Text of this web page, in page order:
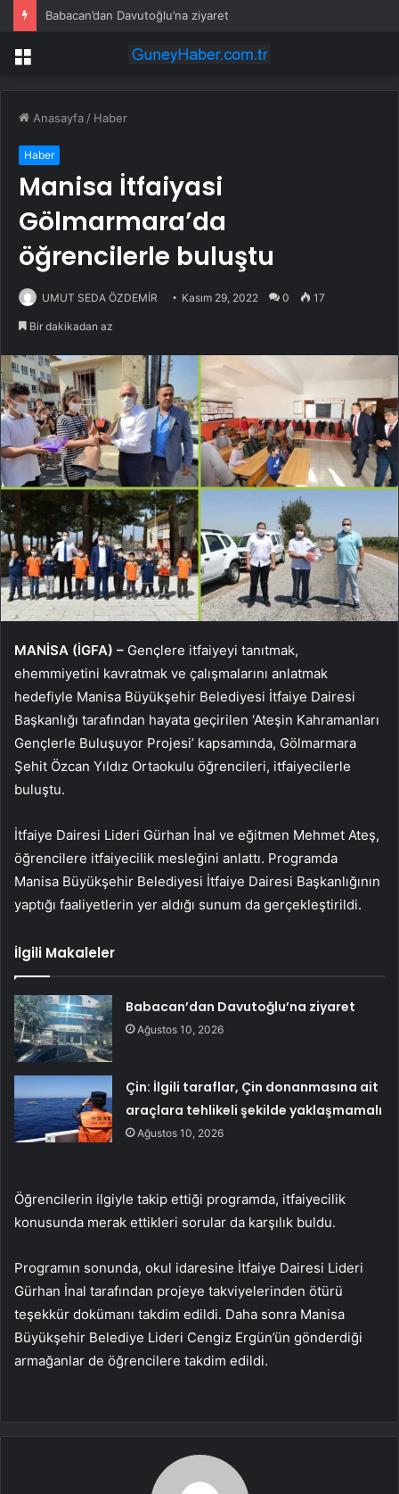
Babacan’dan Davutoğlu’na ziyaret
Menü
Anasayfa / Haber
Haber
Manisa İtfaiyasi
Gölmarmara’da
öğrencilerle buluştu
UMUT SEDA ÖZDEMİR Kasım 29, 2022 0 17
Bir dakikadan az
MANİSA (İGFA) – Gençlere itfaiyeyi tanıtmak,
ehemmiyetini kavratmak ve çalışmalarını anlatmak
hedefiyle Manisa Büyükşehir Belediyesi İtfaiye Dairesi
Başkanlığı tarafından hayata geçirilen ‘Ateşin Kahramanları
Gençlerle Buluşuyor Projesi’ kapsamında, Gölmarmara
Şehit Özcan Yıldız Ortaokulu öğrencileri, itfaiyecilerle
buluştu.
İtfaiye Dairesi Lideri Gürhan İnal ve eğitmen Mehmet Ateş,
öğrencilere itfaiyecilik mesleğini anlattı. Programda
Manisa Büyükşehir Belediyesi İtfaiye Dairesi Başkanlığının
yaptığı faaliyetlerin yer aldığı sunum da gerçekleştirildi.
İlgili Makaleler
Babacan’dan Davutoğlu’na ziyaret
Ağustos 10, 2026
Çin: İlgili taraflar, Çin donanmasına ait
araçlara tehlikeli şekilde yaklaşmamalı
Ağustos 10, 2026
Öğrencilerin ilgiyle takip ettiği programda, itfaiyecilik
konusunda merak ettikleri sorular da karşılık buldu.
Programın sonunda, okul idaresine İtfaiye Dairesi Lideri
Gürhan İnal tarafından projeye takviyelerinden ötürü
teşekkür dokümanı takdim edildi. Daha sonra Manisa
Büyükşehir Belediye Lideri Cengiz Ergün’ün gönderdiği
armağanlar de öğrencilere takdim edildi.